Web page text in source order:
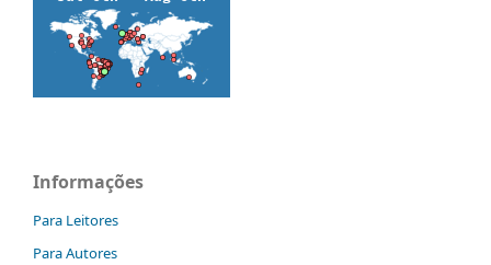
Informações
Para Leitores
Para Autores